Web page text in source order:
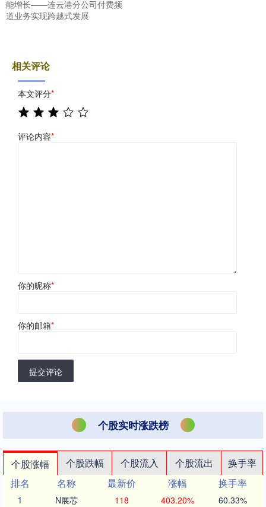
能增长——连云港分公司付费频
道业务实现跨越式发展
相关评论
本文评分*
评论内容*
你的昵称*
你的邮箱*
提交评论
个股实时涨跌榜
个股涨幅 个股跌幅 个股流入 个股流出
换手率
排名
名称 最新价 涨幅
换手率
1
N展芯 118 403.20% 60.33%